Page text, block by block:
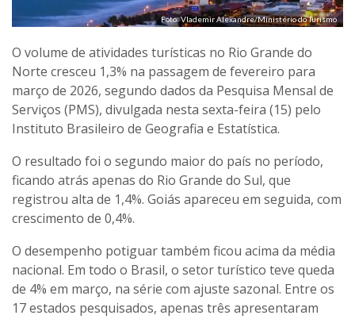
Foto: Vlademir Alexandre/Ministério do Turismo
O volume de atividades turísticas no Rio Grande do
Norte cresceu 1,3% na passagem de fevereiro para
março de 2026, segundo dados da Pesquisa Mensal de
Serviços (PMS), divulgada nesta sexta-feira (15) pelo
Instituto Brasileiro de Geografia e Estatística.
O resultado foi o segundo maior do país no período,
ficando atrás apenas do Rio Grande do Sul, que
registrou alta de 1,4%. Goiás apareceu em seguida, com
crescimento de 0,4%.
O desempenho potiguar também ficou acima da média
nacional. Em todo o Brasil, o setor turístico teve queda
de 4% em março, na série com ajuste sazonal. Entre os
17 estados pesquisados, apenas três apresentaram